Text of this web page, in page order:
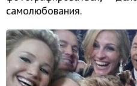
самолюбования.